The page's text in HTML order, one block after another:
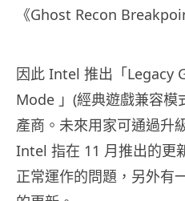
《Ghost Recon
因此 Intel 推出「Legacy
Mode 」(經典遊戲兼容模
產商。未來用家可通過升
Intel 指在 11 月推出的更
正常運作的問題，另外有